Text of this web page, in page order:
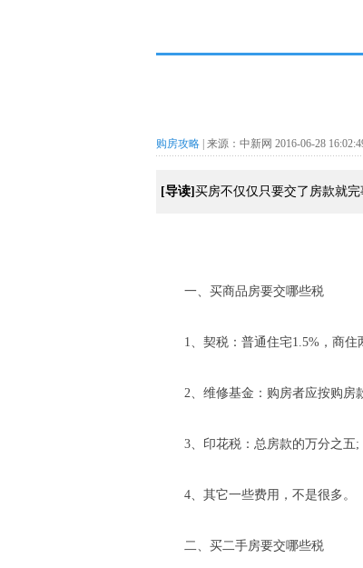
购房攻略 | 来源：中新网 2016-06-28
[导读] 买房不仅仅只要交了房款就
一、买商品房要交哪些税
1、契税：普通住宅1.5%，商住
2、维修基金：购房者应按购房
3、印花税：总房款的万分之五;
4、其它一些费用，不是很多。
二、买二手房要交哪些税